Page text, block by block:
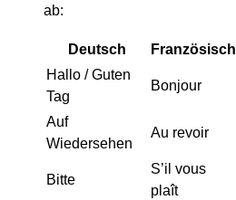
ab:
Deutsch Französisch
Hallo / Guten
Tag
Bonjour
Auf
Wiedersehen
Au revoir
Bitte
S’il vous
plaît